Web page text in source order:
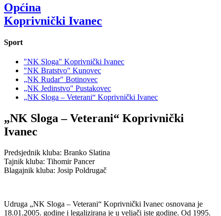
Općina
Koprivnički Ivanec
Sport
"NK Sloga" Koprivnički Ivanec
"NK Bratstvo" Kunovec
„NK Rudar" Botinovec
„NK Jedinstvo" Pustakovec
„NK Sloga – Veterani“ Koprivnički Ivanec
„NK Sloga – Veterani“ Koprivnički
Ivanec
Predsjednik kluba: Branko Slatina
Tajnik kluba: Tihomir Pancer
Blagajnik kluba: Josip Poldrugač
Udruga „NK Sloga – Veterani“ Koprivnički Ivanec osnovana je
18.01.2005. godine i legalizirana je u veljači iste godine. Od 1995.